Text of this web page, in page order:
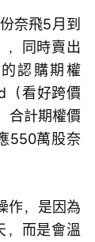
奈飛5月到
，同時賣出
認購期權
（看好跨價
合計期權價
550萬股奈
作，是因為
，而是會溫